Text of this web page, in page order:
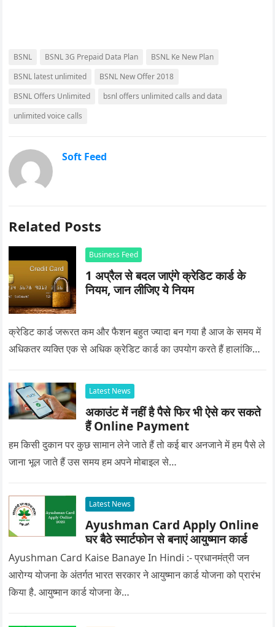
BSNL BSNL 3G Prepaid Data Plan
BSNL Ke New Plan
BSNL latest unlimited
BSNL New Offer 2018
BSNL Offers Unlimited
bsnl offers unlimited calls and data
unlimited voice calls
Soft Feed
Related Posts
Business Feed
1 अप्रैल से बदल जाएंगे क्रेडिट कार्ड के
नियम, जान लीजिए ये नियम
क्रेडिट कार्ड जरूरत कम और फैशन बहुत ज्यादा बन गया है आज के समय में
अधिकतर व्यक्ति एक से अधिक क्रेडिट कार्ड का उपयोग करते हैं हालांकि…
Latest News
अकाउंट में नहीं है पैसे फिर भी ऐसे कर सकते
हैं Online Payment
हम किसी दुकान पर कुछ सामान लेने जाते हैं तो कई बार अनजाने में हम पैसे ले
जाना भूल जाते हैं उस समय हम अपने मोबाइल से…
Latest News
Ayushman Card Apply Online
घर बैठे स्मार्टफोन से बनाएं आयुष्मान कार्ड
Ayushman Card Kaise Banaye In Hindi :- प्रधानमंत्री जन
आरोग्य योजना के अंतर्गत भारत सरकार ने आयुष्मान कार्ड योजना को प्रारंभ
किया है. आयुष्मान कार्ड योजना के…